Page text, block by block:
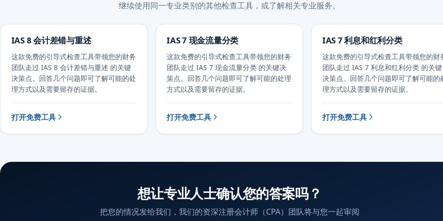
继续使用同一专业类别的其他检查工具，或了解相关专业服务。
IAS 8 会计差错与重述
这款免费的引导式检查工具带领您的财务
团队走过 IAS 8 会计差错与重述 的关键
决策点。回答几个问题即可了解可能的处
理方式以及需要留存的证据。
打开免费工具
IAS 7 现金流量分类
这款免费的引导式检查工具带领您的财务
团队走过 IAS 7 现金流量分类 的关键决
策点。回答几个问题即可了解可能的处理
方式以及需要留存的证据。
打开免费工具
IAS 7 利息和红利分类
这款免费的引导式检查工具带领您的财
团队走过 IAS 7 利息和红利分类 的关键
决策点。回答几个问题即可了解可能的
理方式以及需要留存的证据。
打开免费工具
想让专业人士确认您的答案吗？
把您的情况发给我们，我们的资深注册会计师（CPA）团队将与您一起审阅